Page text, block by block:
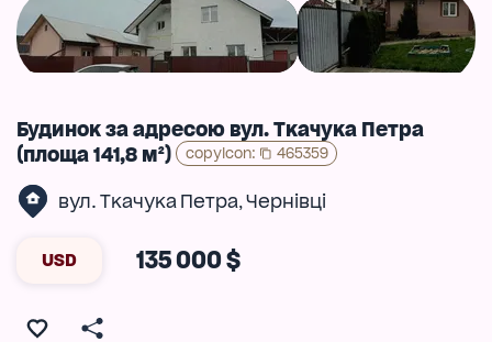
Будинок за адресою вул. Ткачука Петра
(площа 141,8 м²)
copyIcon: 465359
вул. Ткачука Петра, Чернівці
USD 135 000 $